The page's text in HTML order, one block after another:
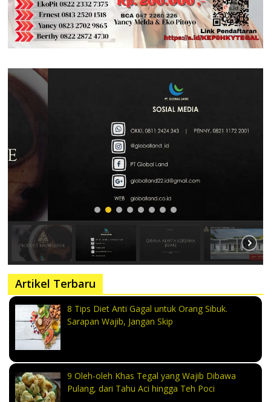
Artikel Terbaru
8 Tips Diet Anti Gagal untuk Orang Sibuk.
Sarapan Wajib, Jangan Skip
9 Oleh-oleh Khas Tegal yang Wajib Dibawa
Pulang, dari Tahu Aci hingga Teh Poci